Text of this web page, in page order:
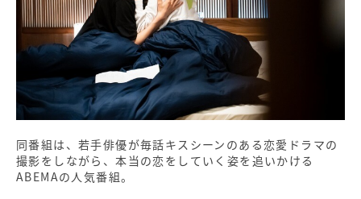
同番組は、若手俳優が毎話キスシーンのある恋愛ドラマの
撮影をしながら、本当の恋をしていく姿を追いかける
ABEMAの人気番組。